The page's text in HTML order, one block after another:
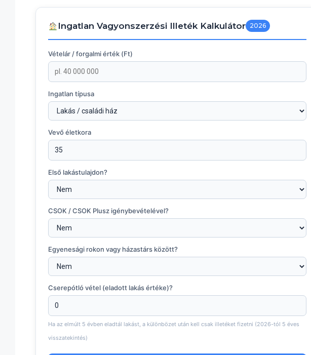
Ingatlan Vagyonszerzési Illeték Kalkulátor 2026
Vételár / forgalmi érték (Ft)
Ingatlan típusa
Vevő életkora
Első lakástulajdon?
CSOK / CSOK Plusz igénybevételével?
Egyenesági rokon vagy házastárs között?
Cserepótló vétel (eladott lakás értéke)?
Ha az elmúlt 5 évben eladtál lakást, a különbözet után kell csak illetéket fizetni (2026-tól 5 éves
visszatekintés)